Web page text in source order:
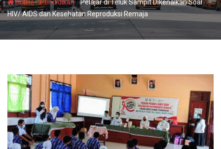
Home-Pendidikan-Pelajar di Teluk Sampit Dikenalkan Soal
HIV/ AIDS dan Kesehatan Reproduksi Remaja